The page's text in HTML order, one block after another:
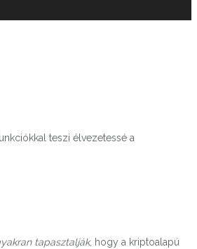
teszi élvezetessé a
tapasztalják, hogy a kriptoalapú